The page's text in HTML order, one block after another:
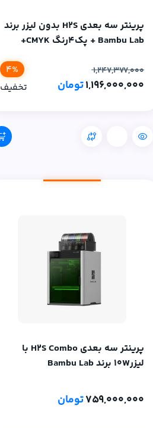
پرینتر سه بعدی H2S بدون لیزر برند
Bambu Lab + پک4رنگ CMYK+
MIRACO Plus 3D
1,247,377,000
1,196,000,000تومان
4%
تخفیف
پرینتر سه بعدی H2S Combo با
لیزر10W برند Bambu Lab
759,000,000تومان